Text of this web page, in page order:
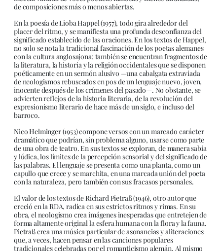
de composiciones más o menos abiertas.
En la poesía de Lioba Happel (1957), todo gira alrededor del
placer del ritmo, y se manifiesta una profunda desconfianza del
significado establecido de las oraciones. En los textos de Happel,
no solo se nota la tradicional fascinación de los poetas alemanes
con la cultura anglosajona; también se encuentran fragmentos de
la literatura, la historia y la religión occidentales que se disponen
poéticamente en un sermón alusivo —una cabalgata extraviada
de neologismos rebuscados en pos de un lenguaje nuevo, joven,
inocente después de los crímenes del pasado—. No obstante, se
advierten reflejos de la historia literaria, de la revolución del
expresionismo literario de hace más de un siglo, e incluso del
barroco.
Nico Helminger (1953) compone versos con un marcado carácter
dramático que podrían, sin problema alguno, usarse como parte
de una obra de teatro. En sus textos se exploran, de manera sabia
y lúdica, los límites de la percepción sensorial y del significado de
las palabras. El lenguaje se presenta como una planta, como un
capullo que crece y se marchita, en una marcada unión del poeta
con la naturaleza, pero también con sus fracasos personales.
El valor de los textos de Richard Pietraß (1946), otro autor que
creció en la RDA, radica en sus estrictos ritmos y rimas. En su
obra, el neologismo crea imágenes inesperadas que entretejen de
forma altamente original la esfera humana con la flora y la fauna.
Pietraß crea una música particular de asonancias y aliteraciones
que, a veces, hacen pensar en las canciones populares
tradicionales celebradas por el romanticismo alemán. Al mismo